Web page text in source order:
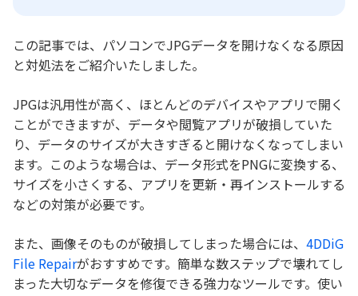
この記事では、パソコンでJPGデータを開けなくなる原因
と対処法をご紹介いたしました。
JPGは汎用性が高く、ほとんどのデバイスやアプリで開く
ことができますが、データや閲覧アプリが破損していた
り、データのサイズが大きすぎると開けなくなってしまい
ます。このような場合は、データ形式をPNGに変換する、
サイズを小さくする、アプリを更新・再インストールする
などの対策が必要です。
また、画像そのものが破損してしまった場合には、 4DDiG
File Repairがおすすめです。簡単な数ステップで壊れてし
まった大切なデータを修復できる強力なツールです。使い